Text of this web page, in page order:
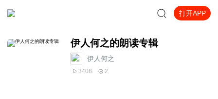
打开APP
伊人何之的朗读专辑
伊人何之
3408 2